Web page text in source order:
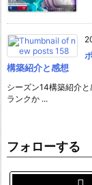
構築紹介と感想
シーズン14構築紹介
ランクか ...
フォローする